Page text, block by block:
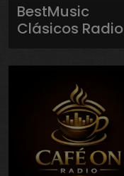
BestMusic
Clásicos Radio